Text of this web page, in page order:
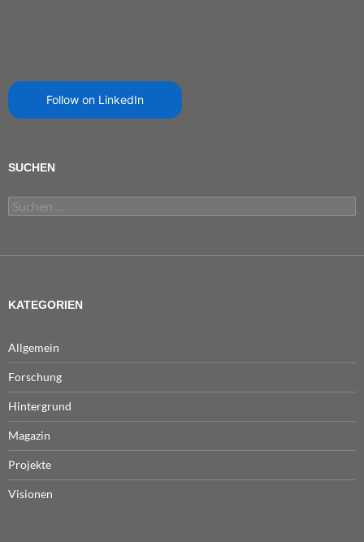
Follow on LinkedIn
SUCHEN
Suchen
nach:
KATEGORIEN
Allgemein
Forschung
Hintergrund
Magazin
Projekte
Visionen